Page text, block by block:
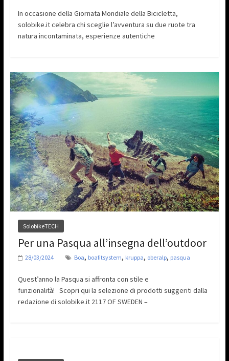
In occasione della Giornata Mondiale della Bicicletta,
solobike.it celebra chi sceglie l’avventura su due ruote tra
natura incontaminata, esperienze autentiche
SolobikeTECH
Per una Pasqua all’insegna dell’outdoor
28/03/2024 Boa, boafitsystem, kruppa, oberalp, pasqua
Quest’anno la Pasqua si affronta con stile e
funzionalità! Scopri qui la selezione di prodotti suggeriti dalla
redazione di solobike.it 2117 OF SWEDEN –